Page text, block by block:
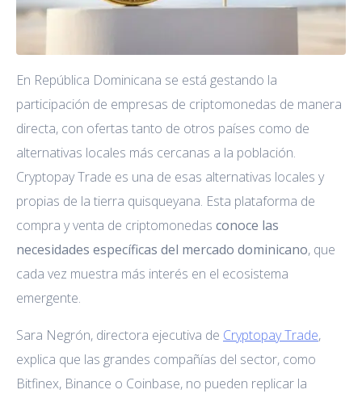
En República Dominicana se está gestando la
participación de empresas de criptomonedas de manera
directa, con ofertas tanto de otros países como de
alternativas locales más cercanas a la población.
Cryptopay Trade es una de esas alternativas locales y
propias de la tierra quisqueyana. Esta plataforma de
compra y venta de criptomonedas conoce las
necesidades específicas del mercado dominicano, que
cada vez muestra más interés en el ecosistema
emergente.
Sara Negrón, directora ejecutiva de Cryptopay Trade,
explica que las grandes compañías del sector, como
Bitfinex, Binance o Coinbase, no pueden replicar la